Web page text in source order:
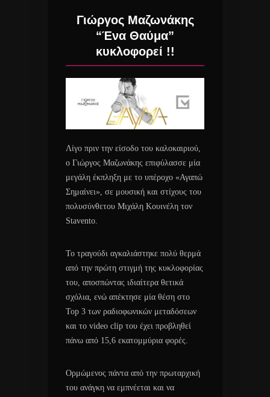
Γιώργος Μαζωνάκης
“Ένα Θαύμα”
κυκλοφορεί !!
Λίγο πριν την είσοδο του καλοκαιριού,
ο Γιώργος Μαζωνάκης επιφύλασσε μία
μεγάλη έκπληξη με το υπέροχο «Αγαπώ
Σημαίνει», σε μουσική και στίχους του
πολυσύνθετου Μιχάλη Κουινέλη τον
Stavento.
Το τραγούδι αγκαλιάστηκε πολύ θερμά
από την πρώτη στιγμή της κυκλοφορίας
του, αποσπώντας ιδιαίτερα θετικά
σχόλια, ενώ απέκτησε μία θέση στο
Top 3 των ραδιοφωνικών μεταδόσεων
και το video clip του έχει προβληθεί
πάνω από 15,6 εκατομμύρια φορές.
Ορμώμενος πάντα από την πρωταρχική
του ανάγκη να εμπνέεται και να